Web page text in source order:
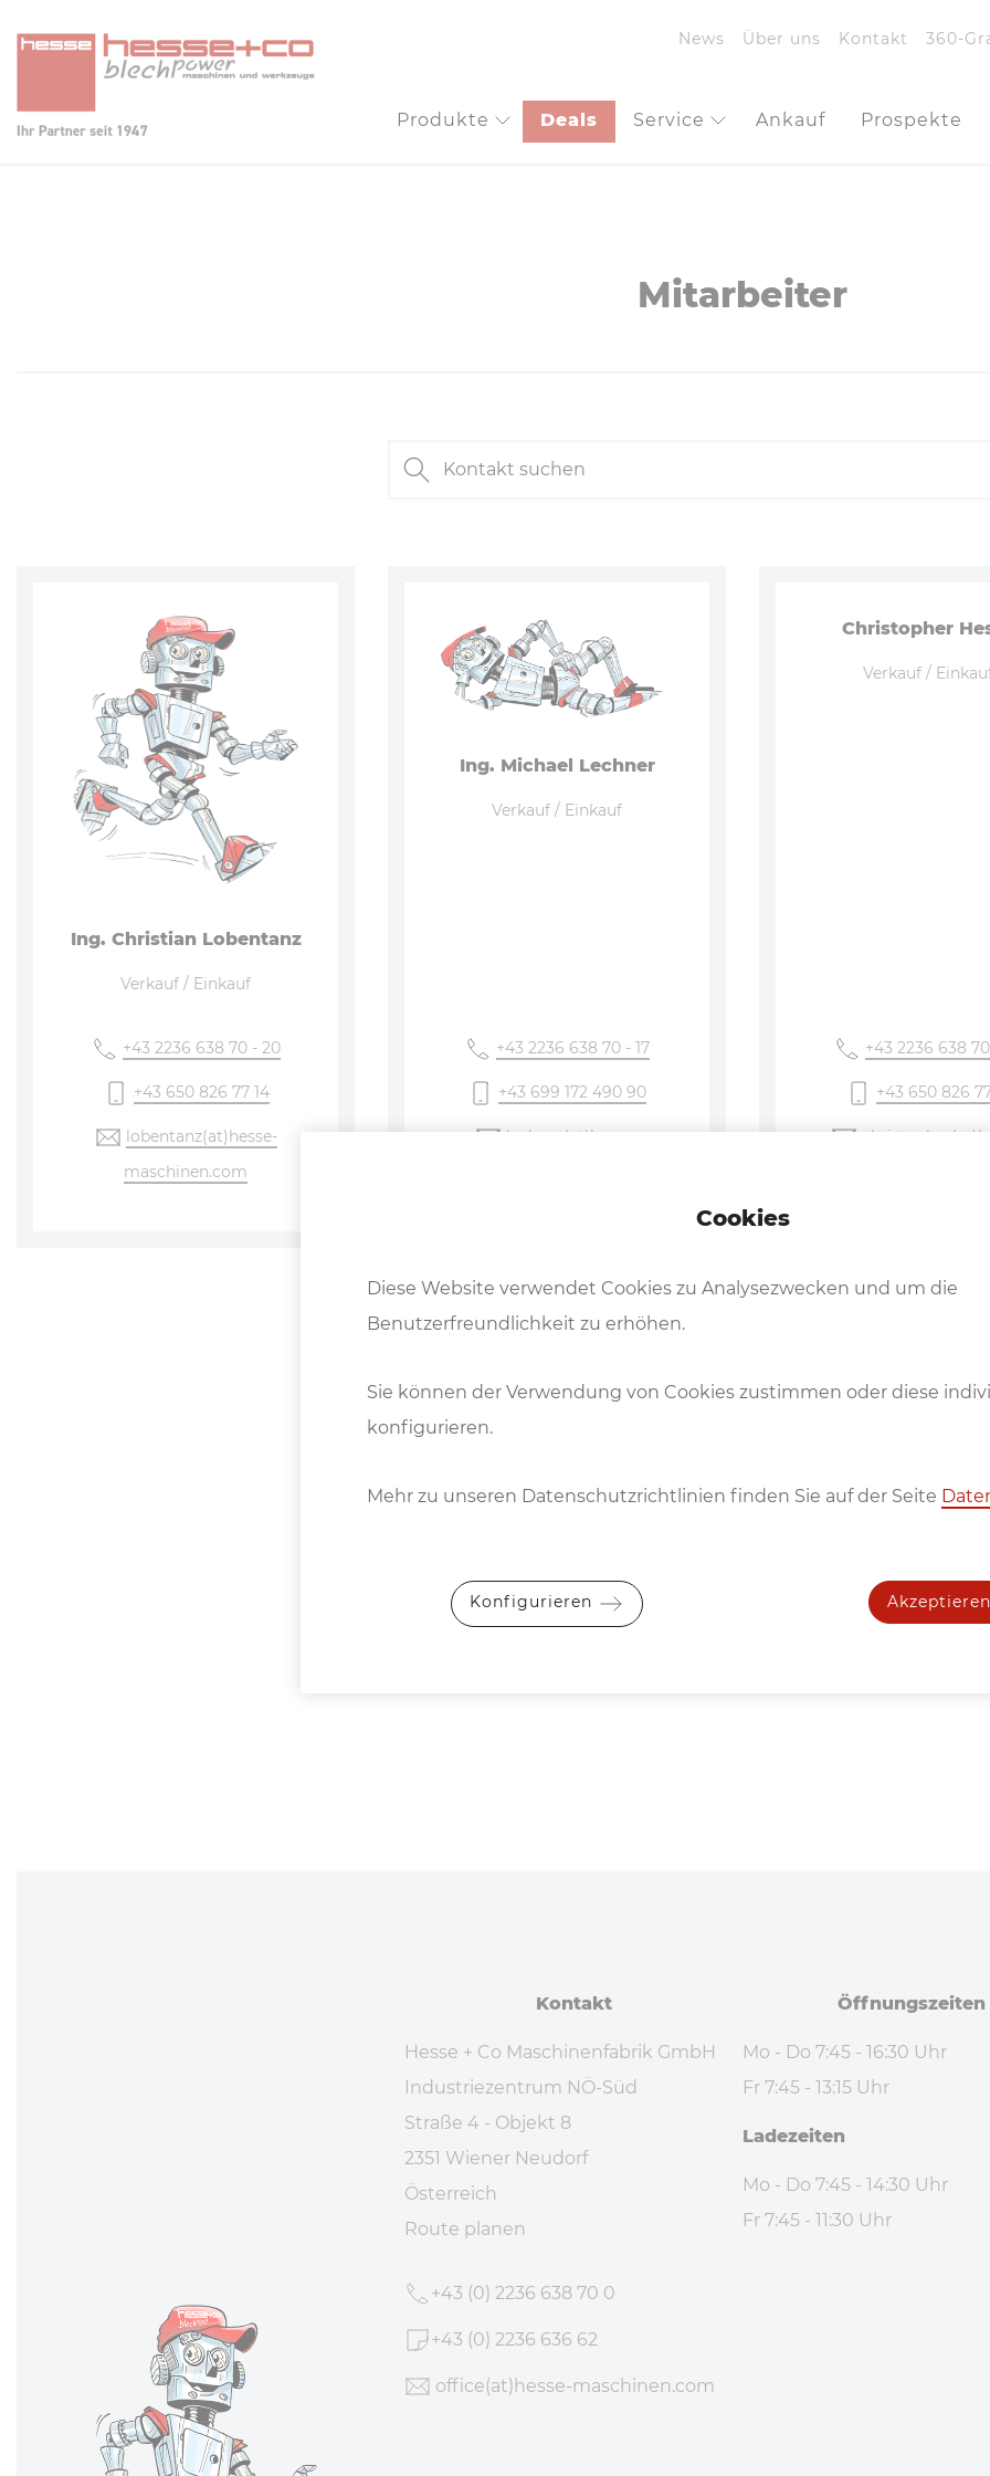
Produkte Deals Service Ankauf Prospekte
News Über uns Kontakt 360-
Mitarbeiter
Kontakt suchen
Ing. Christian Lobentanz
Verkauf / Einkauf
+43 2236 638 70 - 20
+43 650 826 77 14
lobentanz(at)hesse-
maschinen.com
Ing. Michael Lechner
Verkauf / Einkauf
+43 2236 638 70 - 17
+43 699 172 490 90
lechner
(at)hesse-
Christopher
Verkauf /
+43 2236 638
+43 650 826
christopher
Serviceleitung / Ersatzteile /
maschinen.com
Buchhaltung
maschinen.com
Kontakt
Hesse + Co Maschinenfabrik GmbH
Industriezentrum NÖ-Süd
Straße 4 - Objekt 8
2351 Wiener Neudorf
Österreich
Route planen
+43 (0) 2236 638 70 0
+43 (0) 2236 636 62
office(at)hesse-maschinen.com
Öff­nungs­zei­ten
Mo - Do 7:45 - 16:30 Uhr
Fr 7:45 - 13:15 Uhr
La­de­zei­ten
Mo - Do 7:45 - 14:30 Uhr
Fr 7:45 - 11:30 Uhr
Cookies
Diese Website verwendet Cookies zu Analysezwecken und um die
Benutzerfreundlichkeit zu erhöhen.
Sie können der Verwendung von Cookies zustimmen oder diese
konfigurieren.
Mehr zu unseren Datenschutzrichtlinien finden Sie auf der Seite
Konfigurieren Akzeptieren